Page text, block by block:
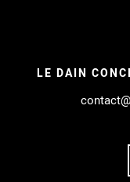
LE DAIN